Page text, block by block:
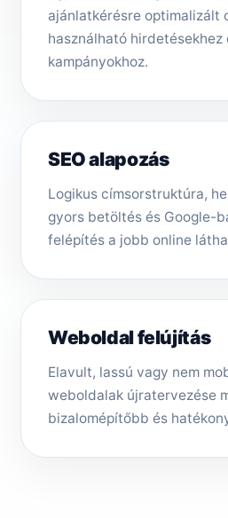
ajánlatkérésre optimalizált
használható hirdetésekhez
kampányokhoz.
SEO alapozás
Logikus címsorstruktúra,
gyors betöltés és Google-
felépítés a jobb online
Weboldal felújítás
Elavult, lassú vagy nem
weboldalak újratervezése
bizalomépítőbb és